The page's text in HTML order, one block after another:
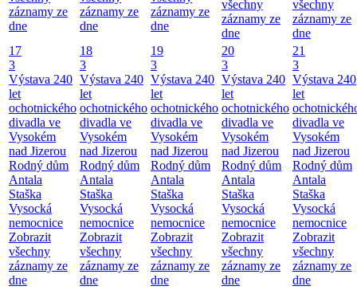
záznamy ze
dne
záznamy ze
dne
záznamy ze
dne
všechny
záznamy ze
dne
všechny
záznamy ze
dne
17
3
Výstava 240
let
ochotnického
divadla ve
Vysokém
nad Jizerou
Rodný dům
Antala
Staška
Vysocká
nemocnice
Zobrazit
všechny
záznamy ze
dne
18
3
Výstava 240
let
ochotnického
divadla ve
Vysokém
nad Jizerou
Rodný dům
Antala
Staška
Vysocká
nemocnice
Zobrazit
všechny
záznamy ze
dne
19
3
Výstava 240
let
ochotnického
divadla ve
Vysokém
nad Jizerou
Rodný dům
Antala
Staška
Vysocká
nemocnice
Zobrazit
všechny
záznamy ze
dne
20
3
Výstava 240
let
ochotnického
divadla ve
Vysokém
nad Jizerou
Rodný dům
Antala
Staška
Vysocká
nemocnice
Zobrazit
všechny
záznamy ze
dne
21
3
Výstava 240
let
divadla ve
Vysokém
nad Jizerou
Rodný dům
Antala
Staška
Vysocká
nemocnice
Zobrazit
všechny
záznamy ze
dne